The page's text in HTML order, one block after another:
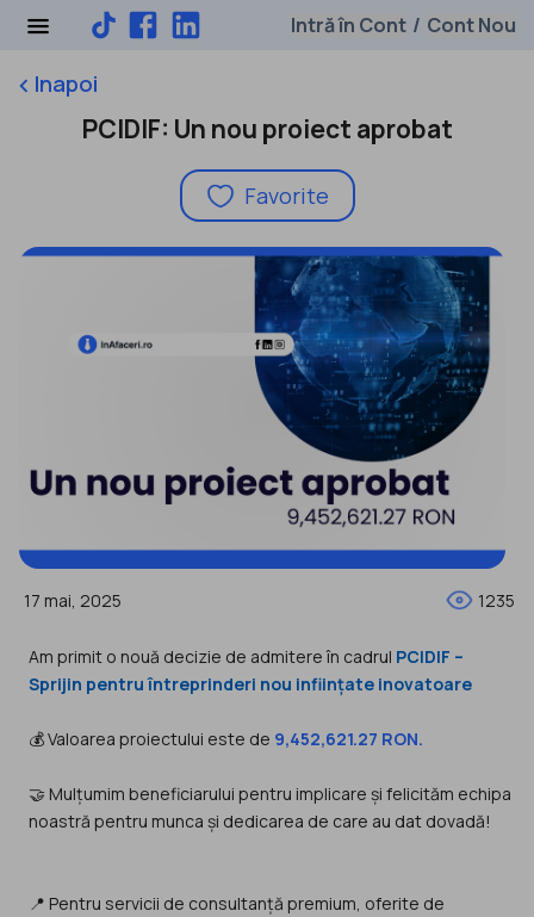
Intră în Cont / Cont Nou
keyboard_arrow_leftInapoi
PCIDIF: Un nou proiect aprobat
Favorite
17 mai, 2025 1235
Am primit o nouă decizie de admitere în cadrul PCIDIF –
Sprijin pentru întreprinderi nou inființate inovatoare
💰 Valoarea proiectului este de 9,452,621.27 RON.
🤝 Mulțumim beneficiarului pentru implicare și felicităm echipa
noastră pentru munca și dedicarea de care au dat dovadă!
📍 Pentru servicii de consultanță premium, oferite de